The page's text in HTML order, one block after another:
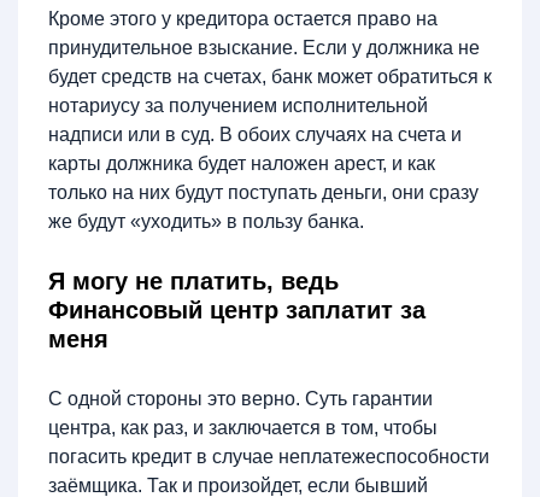
Кроме этого у кредитора остается право на
принудительное взыскание. Если у должника не
будет средств на счетах, банк может обратиться к
нотариусу за получением исполнительной
надписи или в суд. В обоих случаях на счета и
карты должника будет наложен арест, и как
только на них будут поступать деньги, они сразу
же будут «уходить» в пользу банка.
Я могу не платить, ведь
Финансовый центр заплатит за
меня
С одной стороны это верно. Суть гарантии
центра, как раз, и заключается в том, чтобы
погасить кредит в случае неплатежеспособности
заёмщика. Так и произойдет, если бывший